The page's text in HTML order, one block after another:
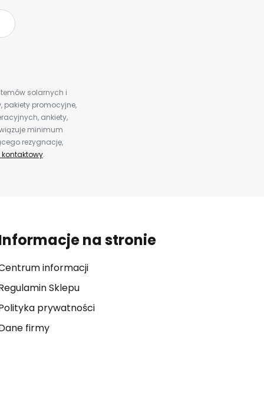
solarnych i
pakiety promocyjne,
ankiety,
minimum
rezygnację,
.
na stronie
informacji
Sklepu
prywatności
firmy